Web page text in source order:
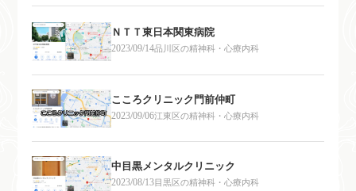
ＮＴＴ東日本関東病院
2023/09/14品川区の精神科・心療内科
こころクリニック門前仲町
2023/09/06江東区の精神科・心療内科
中目黒メンタルクリニック
2023/08/13目黒区の精神科・心療内科